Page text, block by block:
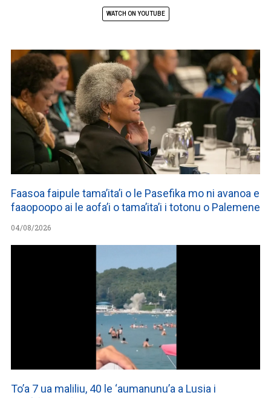
WATCH ON YOUTUBE
Faasoa faipule tama’ita’i o le Pasefika mo ni avanoa e
faaopoopo ai le aofa’i o tama’ita’i i totonu o Palemene
04/08/2026
To’a 7 ua maliliu, 40 le ‘aumanunu’a a Lusia i